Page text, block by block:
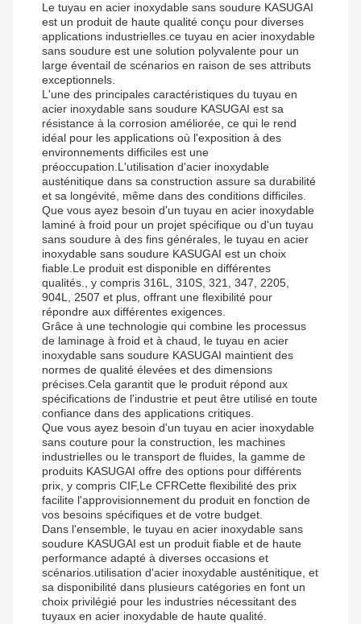
Le tuyau en acier inoxydable sans soudure KASUGAI
est un produit de haute qualité conçu pour diverses
applications industrielles.ce tuyau en acier inoxydable
sans soudure est une solution polyvalente pour un
large éventail de scénarios en raison de ses attributs
exceptionnels.
L'une des principales caractéristiques du tuyau en
acier inoxydable sans soudure KASUGAI est sa
résistance à la corrosion améliorée, ce qui le rend
idéal pour les applications où l'exposition à des
environnements difficiles est une
préoccupation.L'utilisation d'acier inoxydable
austénitique dans sa construction assure sa durabilité
et sa longévité, même dans des conditions difficiles.
Que vous ayez besoin d'un tuyau en acier inoxydable
laminé à froid pour un projet spécifique ou d'un tuyau
sans soudure à des fins générales, le tuyau en acier
inoxydable sans soudure KASUGAI est un choix
fiable.Le produit est disponible en différentes
qualités., y compris 316L, 310S, 321, 347, 2205,
904L, 2507 et plus, offrant une flexibilité pour
répondre aux différentes exigences.
Grâce à une technologie qui combine les processus
de laminage à froid et à chaud, le tuyau en acier
inoxydable sans soudure KASUGAI maintient des
normes de qualité élevées et des dimensions
précises.Cela garantit que le produit répond aux
spécifications de l'industrie et peut être utilisé en toute
confiance dans des applications critiques.
Que vous ayez besoin d'un tuyau en acier inoxydable
sans couture pour la construction, les machines
industrielles ou le transport de fluides, la gamme de
produits KASUGAI offre des options pour différents
prix, y compris CIF,Le CFRCette flexibilité des prix
facilite l'approvisionnement du produit en fonction de
vos besoins spécifiques et de votre budget.
Dans l'ensemble, le tuyau en acier inoxydable sans
soudure KASUGAI est un produit fiable et de haute
performance adapté à diverses occasions et
scénarios.utilisation d'acier inoxydable austénitique, et
sa disponibilité dans plusieurs catégories en font un
choix privilégié pour les industries nécessitant des
tuyaux en acier inoxydable de haute qualité.